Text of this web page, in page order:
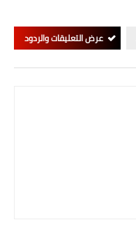
عرض التعليقات والردود